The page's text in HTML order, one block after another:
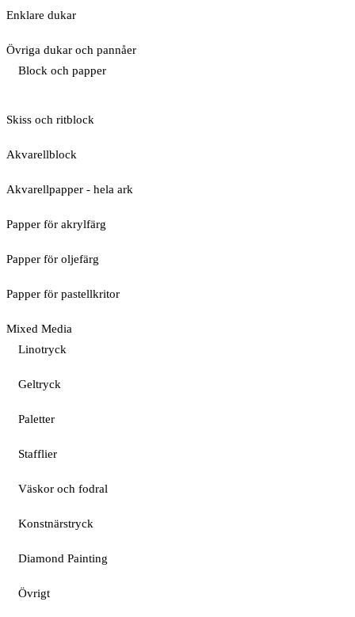
Enklare dukar
Övriga dukar och pannåer
Block och papper
Skiss och ritblock
Akvarellblock
Akvarellpapper - hela ark
Papper för akrylfärg
Papper för oljefärg
Papper för pastellkritor
Mixed Media
Linotryck
Geltryck
Paletter
Stafflier
Väskor och fodral
Konstnärstryck
Diamond Painting
Övrigt